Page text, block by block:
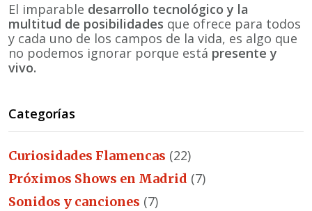
El imparable desarrollo tecnológico y la
multitud de posibilidades que ofrece para todos
y cada uno de los campos de la vida, es algo que
no podemos ignorar porque está presente y
vivo.
Categorías
Curiosidades Flamencas (22)
Próximos Shows en Madrid (7)
Sonidos y canciones (7)